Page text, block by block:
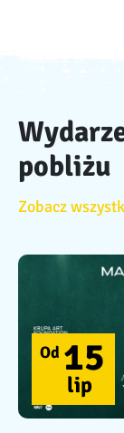
pobliżu
Zobacz
Od 15
lip